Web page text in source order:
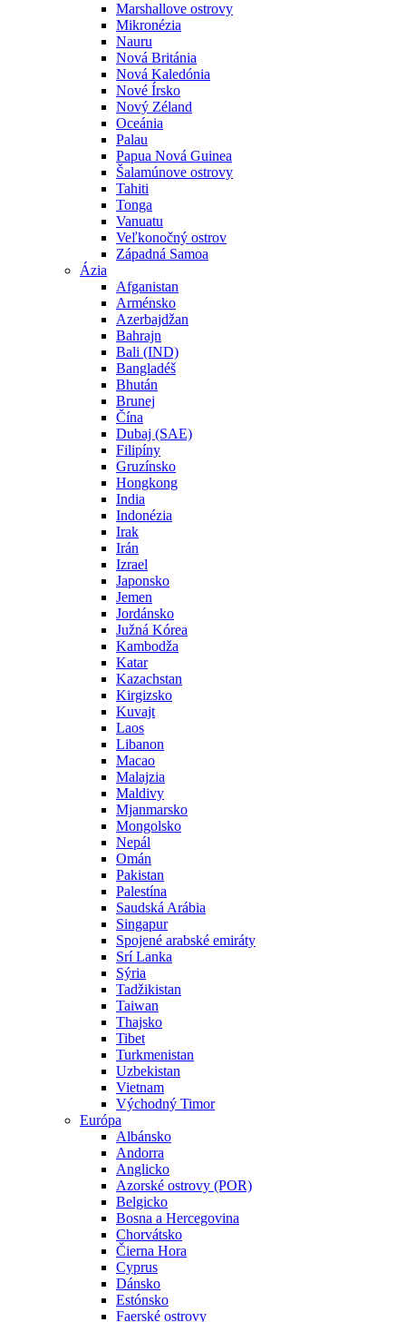
Marshallove ostrovy
Mikronézia
Nauru
Nová Británia
Nová Kaledónia
Nové Írsko
Nový Zéland
Oceánia
Palau
Papua Nová Guinea
Šalamúnove ostrovy
Tahiti
Tonga
Vanuatu
Veľkonočný ostrov
Západná Samoa
Ázia
Afganistan
Arménsko
Azerbajdžan
Bahrajn
Bali (IND)
Bangladéš
Bhután
Brunej
Čína
Dubaj (SAE)
Filipíny
Gruzínsko
Hongkong
India
Indonézia
Irak
Irán
Izrael
Japonsko
Jemen
Jordánsko
Južná Kórea
Kambodža
Katar
Kazachstan
Kirgizsko
Kuvajt
Laos
Libanon
Macao
Malajzia
Maldivy
Mjanmarsko
Mongolsko
Nepál
Omán
Pakistan
Palestína
Saudská Arábia
Singapur
Spojené arabské emiráty
Srí Lanka
Sýria
Tadžikistan
Taiwan
Thajsko
Tibet
Turkmenistan
Uzbekistan
Vietnam
Východný Timor
Európa
Albánsko
Andorra
Anglicko
Azorské ostrovy (POR)
Belgicko
Bosna a Hercegovina
Chorvátsko
Čierna Hora
Cyprus
Dánsko
Estónsko
Faerské ostrovy